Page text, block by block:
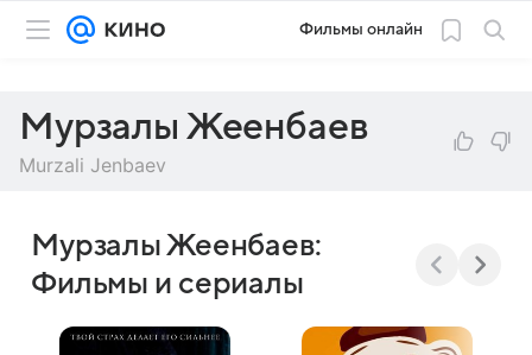
Фильмы онлайн
Мурзалы Жеенбаев
Murzali Jenbaev
Мурзалы Жеенбаев:
Фильмы и сериалы